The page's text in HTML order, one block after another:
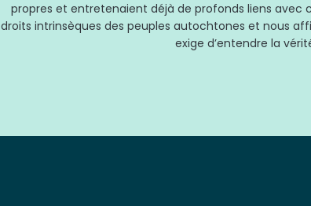
propres et entretenaient déjà de profonds liens avec
droits intrinsèques des peuples autochtones et nous
exige d’entendre la